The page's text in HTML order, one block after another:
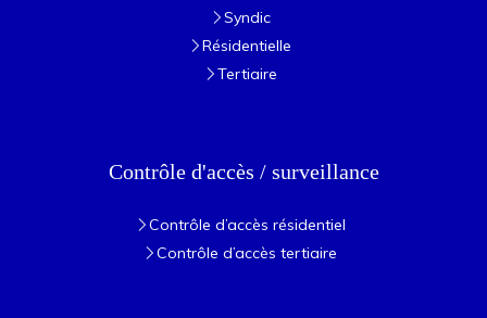
Syndic
Résidentielle
Tertiaire
Contrôle d'accès / surveillance
Contrôle d’accès résidentiel
Contrôle d’accès tertiaire